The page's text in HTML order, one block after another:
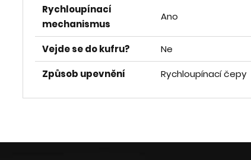
Rychloupínací
mechanismus
Ano
Vejde se do kufru?
Ne
Způsob upevnění
Rychloupínací čepy